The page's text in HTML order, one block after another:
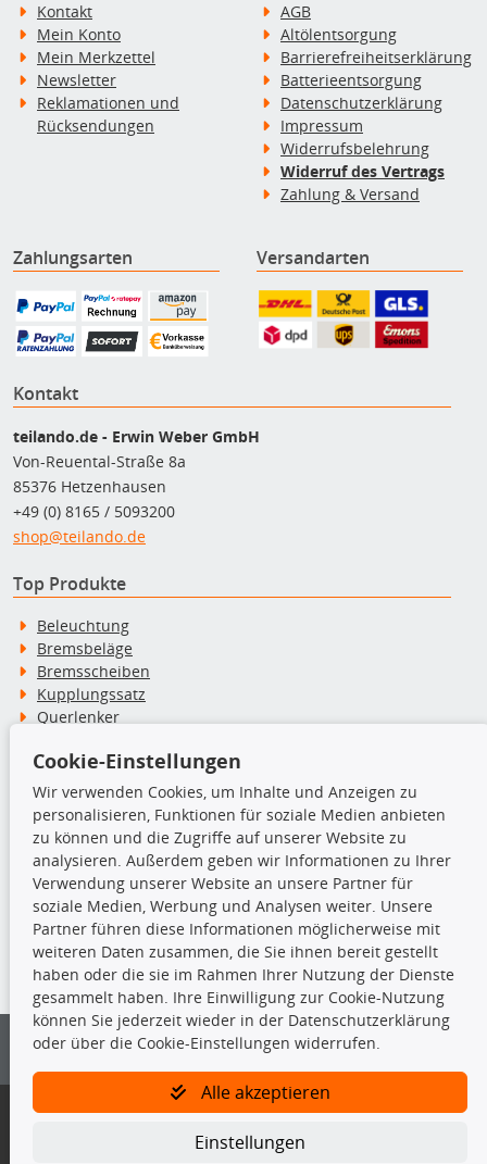
Kontakt
Mein Konto
Mein Merkzettel
Newsletter
Reklamationen und
Rücksendungen
AGB
Altölentsorgung
Barrierefreiheitserklärung
Batterieentsorgung
Datenschutzerklärung
Impressum
Widerrufsbelehrung
Widerruf des Vertrags
Zahlung & Versand
Zahlungsarten Versandarten
Kontakt
teilando.de - Erwin Weber GmbH
Von-Reuental-Straße 8a
85376 Hetzenhausen
+49 (0) 8165 / 5093200
shop@teilando.de
Top Produkte
Beleuchtung
Bremsbeläge
Bremsscheiben
Kupplungssatz
Querlenker
Stoßdämpfer
TecDoc Inside
Die hier angezeigten Daten insbesondere die gesamte Datenbank dürfen
nicht kopiert werden.
Es ist zu unterlassen, die Daten oder die gesamte Datenbank ohne
vorherige Zustimmung von TecDoc zu vervielfältigen, zu verbreiten
und/oder diese Handlungen durch Dritte ausführen zu lassen. Ein
Bitte prüfen Sie, ob das über unseren Onlineshop identifizierte Ersatzteil
Gegebenenfalls sind ergänzende Informationen notwendig, um
Cookie-Einstellungen
Wir verwenden Cookies, um Inhalte und Anzeigen zu
personalisieren, Funktionen für soziale Medien anbieten
zu können und die Zugriffe auf unserer Website zu
analysieren. Außerdem geben wir Informationen zu Ihrer
Verwendung unserer Website an unsere Partner für
soziale Medien, Werbung und Analysen weiter. Unsere
Partner führen diese Informationen möglicherweise mit
weiteren Daten zusammen, die Sie ihnen bereit gestellt
haben oder die sie im Rahmen Ihrer Nutzung der Dienste
gesammelt haben. Ihre Einwilligung zur Cookie-Nutzung
können Sie jederzeit wieder in der Datenschutzerklärung
oder über die Cookie-Einstellungen widerrufen.
Alle akzeptieren
Einstellungen